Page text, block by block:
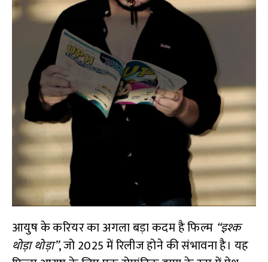
आयुष के करियर का अगला बड़ा कदम है फिल्म “इश्क
थोड़ा थोड़ा”, जो 2025 में रिलीज होने की संभावना है। यह